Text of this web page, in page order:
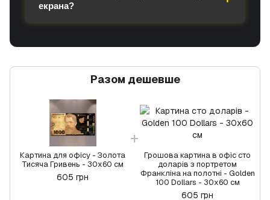
екрана?
Разом дешевше
Картина для офісу - Золота
Тисяча Гривень - 30х60 см
605 грн
Грошова картина в офіс сто
доларів з портретом
Франкліна на полотні - Golden
100 Dollars - 30х60 см
605 грн